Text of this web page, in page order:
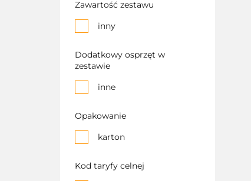
Zawartość zestawu
inny
Dodatkowy osprzęt w
zestawie
inne
Opakowanie
karton
Kod taryfy celnej